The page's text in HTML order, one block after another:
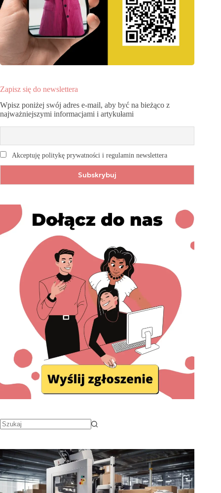
Zapisz się do newslettera
Wpisz poniżej swój adres e-mail, aby być na bieżąco z
najważniejszymi informacjami i artykułami
Akceptuję politykę prywatności i regulamin newslettera